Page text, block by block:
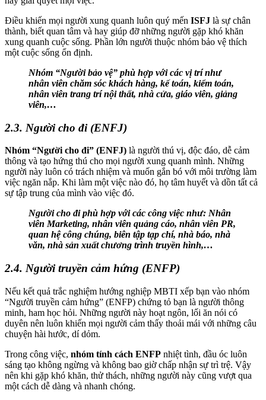
Điều khiến mọi người xung quanh luôn quý mến ISFJ là sự chân
thành, biết quan tâm và hay giúp đỡ những người gặp khó khăn
xung quanh cuộc sống. Phần lớn người thuộc nhóm bảo vệ thích
một cuộc sống ổn định.
Nhóm “Người bảo vệ” phù hợp với các vị trí như
nhân viên chăm sóc khách hàng, kế toán, kiểm toán,
nhân viên trang trí nội thất, nhà cửa, giáo viên, giảng
viên,…
2.3. Người cho đi (ENFJ)
Nhóm “Người cho đi” (ENFJ) là người thú vị, độc đáo, dễ cảm
thông và tạo hứng thú cho mọi người xung quanh mình. Những
người này luôn có trách nhiệm và muốn gắn bó với môi trường làm
việc ngăn nắp. Khi làm một việc nào đó, họ tâm huyết và dồn tất cả
sự tập trung của mình vào việc đó.
Người cho đi phù hợp với các công việc như: Nhân
viên Marketing, nhân viên quảng cáo, nhân viên PR,
quan hệ công chúng, biên tập tạp chí, nhà báo, nhà
văn, nhà sản xuất chương trình truyền hình,…
2.4. Người truyền cảm hứng (ENFP)
Nếu kết quả trắc nghiệm hướng nghiệp MBTI xếp bạn vào nhóm
“Người truyền cảm hứng” (ENFP) chứng tỏ bạn là người thông
minh, ham học hỏi. Những người này hoạt ngôn, lối ăn nói có
duyên nên luôn khiến mọi người cảm thấy thoải mái với những câu
chuyện hài hước, dí dỏm.
Trong công việc, nhóm tính cách ENFP nhiệt tình, đầu óc luôn
sáng tạo không ngừng và không bao giờ chấp nhận sự trì trệ. Vậy
nên khi gặp khó khăn, thử thách, những người này cũng vượt qua
một cách dễ dàng và nhanh chóng.